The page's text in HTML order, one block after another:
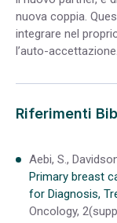
nuova coppia.
integrare nel
l’auto-accettazione.
Riferimenti
Aebi, S.,
Primary breast
for Diagnosis,
Oncology,